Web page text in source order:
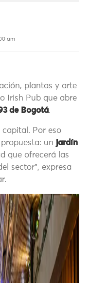
am
plantas y arte
Irish Pub que abre
de Bogotá.
capital. Por eso
un jardín
que ofrecerá las
sector”, expresa